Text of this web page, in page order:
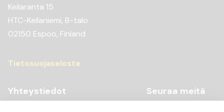
Keilaranta 15
HTC-Keilaniemi, B-talo
02150 Espoo, Finland
Tietosuojaseloste
Yhteystiedot
Seuraa meitä